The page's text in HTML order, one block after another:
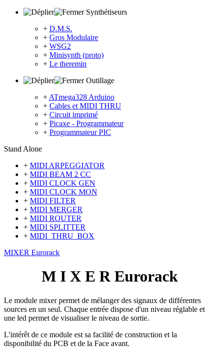
Synthétiseurs
+ D.M.S.
+ Gros Modulaire
+ WSG2
+ Minisynth (proto)
+ Le theremin
Outillage
+ ATmega328 Arduino
+ Cables et MIDI THRU
+ Circuit imprimé
+ Picaxe - Programmateur
+ Programmateur PIC
Stand Alone
+ MIDI ARPEGGIATOR
+ MIDI BEAM 2 CC
+ MIDI CLOCK GEN
+ MIDI CLOCK MON
+ MIDI FILTER
+ MIDI MERGER
+ MIDI ROUTER
+ MIDI SPLITTER
+ MIDI_THRU_BOX
MIXER Eurorack
M I X E R Eurorack
Le module mixer permet de mélanger des signaux de différentes
sources en un seul. Chaque entrée dispose d'un niveau réglable et
une led permet de visualiser le niveau de sortie.
L'intérêt de ce module est sa facilité de construction et la
disponibilité du PCB et de la Face avant.